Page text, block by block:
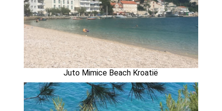
Juto Mimice Beach Kroatië